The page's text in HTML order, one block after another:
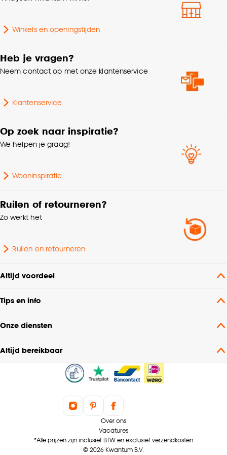
kan aanpassen, bekijk hiervoor onze
Kleurtint Groen, Wit
Winkels en openingstijden
Heb je vragen?
Neem contact op met onze klantenservice
Klantenservice
Op zoek naar inspiratie?
We helpen je graag!
Wooninspiratie
Ruilen of retourneren?
Zo werkt het
Ruilen en retourneren
Altijd voordeel
Tips en info
Onze diensten
Altijd bereikbaar
Over ons
Vacatures
*Alle prijzen zijn inclusief BTW en exclusief verzendkosten
© 2026 Kwantum B.V.